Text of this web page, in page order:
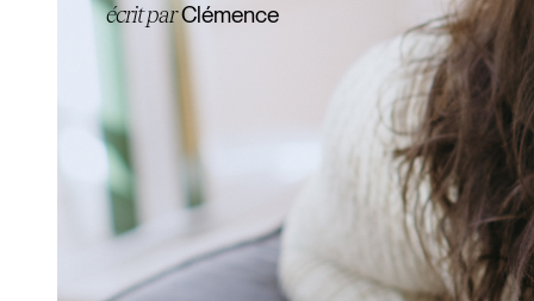
écrit parClémence